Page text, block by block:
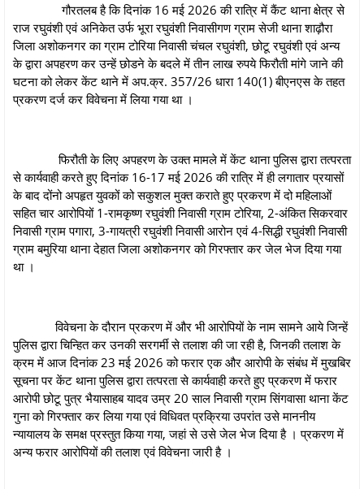
गौरतलब है कि दिनांक 16 मई 2026 की रात्रि में कैंट थाना क्षेत्र से
राज रघुवंशी एवं अनिकेत उर्फ भूरा रघुवंशी निवासीगण ग्राम सेजी थाना शाढ़ौरा
जिला अशोकनगर का ग्राम टोरिया निवासी चंचल रघुवंशी, छोटू रघुवंशी एवं अन्य
के द्वारा अपहरण कर उन्हें छोडने के बदले में तीन लाख रुपये फिरौती मांगे जाने की
घटना को लेकर केंट थाने में अप.क्र. 357/26 धारा 140(1) बीएनएस के तहत
प्रकरण दर्ज कर विवेचना में लिया गया था ।
फिरौती के लिए अपहरण के उक्त मामले में केंट थाना पुलिस द्वारा तत्परता
से कार्यवाही करते हुए दिनांक 16-17 मई 2026 की रात्रि में ही लगातार प्रयासों
के बाद दोंनो अपहृत युवकों को सकुशल मुक्त कराते हुए प्रकरण में दो महिलाओं
सहित चार आरोपियों 1-रामकृष्ण रघुवंशी निवासी ग्राम टोरिया, 2-अंकित सिकरवार
निवासी ग्राम पगारा, 3-गायत्री रघुवंशी निवासी आरोन एवं 4-सिद्धी रघुवंशी निवासी
ग्राम बमुरिया थाना देहात जिला अशोकनगर को गिरफ्तार कर जेल भेज दिया गया
था ।
विवेचना के दौरान प्रकरण में और भी आरोपियों के नाम सामने आये जिन्हें
पुलिस द्वारा चिन्हित कर उनकी सरगर्मी से तलाश की जा रही है, जिनकी तलाश के
क्रम में आज दिनांक 23 मई 2026 को फरार एक और आरोपी के संबंध में मुखबिर
सूचना पर केंट थाना पुलिस द्वारा तत्परता से कार्यवाही करते हुए प्रकरण में फरार
आरोपी छोटू पुत्र भैयासाहब यादव उम्र 20 साल निवासी ग्राम सिंगवासा थाना केंट
गुना को गिरफ्तार कर लिया गया एवं विधिवत प्रक्रिया उपरांत उसे माननीय
न्यायालय के समक्ष प्रस्तुत किया गया, जहां से उसे जेल भेज दिया है । प्रकरण में
अन्य फरार आरोपियों की तलाश एवं विवेचना जारी है ।